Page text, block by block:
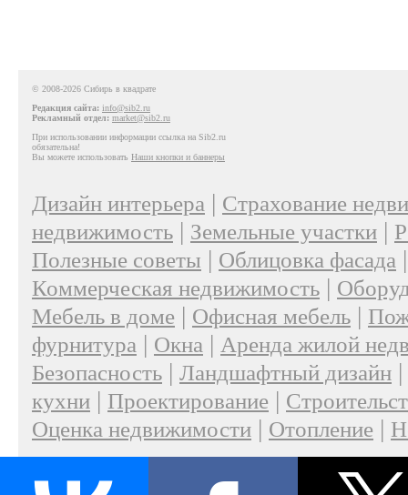
© 2008-2026 Сибирь в квадрате
Редакция сайта: info@sib2.ru
Рекламный отдел: market@sib2.ru
При использовании информации ссылка на Sib2.ru
обязательна!
Вы можете использовать Наши кнопки и баннеры
Дизайн интерьера | Страхование
недвижимость | Земельные участки |
Полезные советы | Облицовка фасада
Коммерческая недвижимость |
Мебель в доме | Офисная мебель |
фурнитура | Окна | Аренда жилой
Безопасность | Ландшафтный дизайн |
кухни | Проектирование |
Оценка недвижимости | Отопление |
О проекте|